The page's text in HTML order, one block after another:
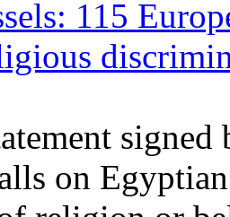
115
signed
on